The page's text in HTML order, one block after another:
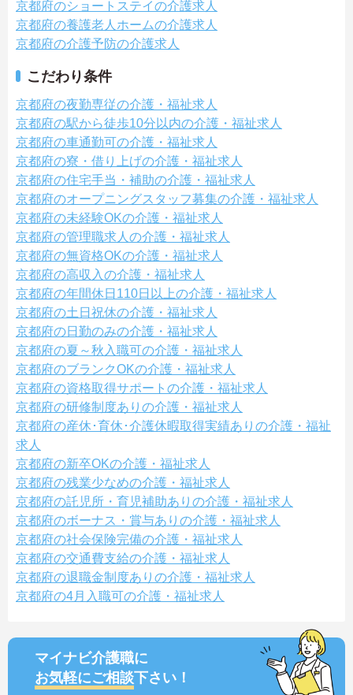
京都府のショートステイの介護求人
京都府の養護老人ホームの介護求人
京都府の介護予防の介護求人
こだわり条件
京都府の夜勤専従の介護・福祉求人
京都府の駅から徒歩10分以内の介護・福祉求人
京都府の車通勤可の介護・福祉求人
京都府の寮・借り上げの介護・福祉求人
京都府の住宅手当・補助の介護・福祉求人
京都府のオープニングスタッフ募集の介護・福祉求人
京都府の未経験OKの介護・福祉求人
京都府の管理職求人の介護・福祉求人
京都府の無資格OKの介護・福祉求人
京都府の高収入の介護・福祉求人
京都府の年間休日110日以上の介護・福祉求人
京都府の土日祝休の介護・福祉求人
京都府の日勤のみの介護・福祉求人
京都府の夏～秋入職可の介護・福祉求人
京都府のブランクOKの介護・福祉求人
京都府の資格取得サポートの介護・福祉求人
京都府の研修制度ありの介護・福祉求人
京都府の産休･育休･介護休暇取得実績ありの介護・福祉
求人
京都府の新卒OKの介護・福祉求人
京都府の残業少なめの介護・福祉求人
京都府の託児所・育児補助ありの介護・福祉求人
京都府のボーナス・賞与ありの介護・福祉求人
京都府の社会保険完備の介護・福祉求人
京都府の交通費支給の介護・福祉求人
京都府の退職金制度ありの介護・福祉求人
京都府の4月入職可の介護・福祉求人
マイナビ介護職に
お気軽にご相談下さい！